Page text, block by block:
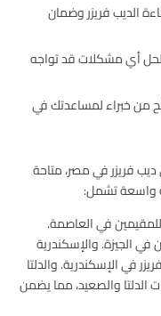
الديب فريزر وضمان
لحل أي مشكلات قد تواجه
من خبراء لمساعدتك في
فريزر في مصر، متاحة
واسعة تشمل:
في العاصمة.
الجيزة. والإسكندرية
في الإسكندرية. والدلتا
والصعيد، مما يضمن